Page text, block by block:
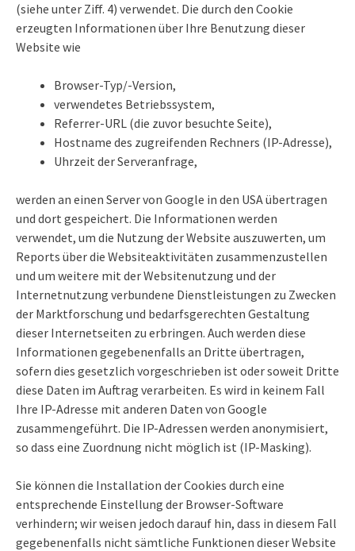
(siehe unter Ziff. 4) verwendet. Die durch den Cookie
erzeugten Informationen über Ihre Benutzung dieser
Website wie
Browser-Typ/-Version,
verwendetes Betriebssystem,
Referrer-URL (die zuvor besuchte Seite),
Hostname des zugreifenden Rechners (IP-Adresse),
Uhrzeit der Serveranfrage,
werden an einen Server von Google in den USA übertragen
und dort gespeichert. Die Informationen werden
verwendet, um die Nutzung der Website auszuwerten, um
Reports über die Websiteaktivitäten zusammenzustellen
und um weitere mit der Websitenutzung und der
Internetnutzung verbundene Dienstleistungen zu Zwecken
der Marktforschung und bedarfsgerechten Gestaltung
dieser Internetseiten zu erbringen. Auch werden diese
Informationen gegebenenfalls an Dritte übertragen,
sofern dies gesetzlich vorgeschrieben ist oder soweit Dritte
diese Daten im Auftrag verarbeiten. Es wird in keinem Fall
Ihre IP-Adresse mit anderen Daten von Google
zusammengeführt. Die IP-Adressen werden anonymisiert,
so dass eine Zuordnung nicht möglich ist (IP-Masking).
Sie können die Installation der Cookies durch eine
entsprechende Einstellung der Browser-Software
verhindern; wir weisen jedoch darauf hin, dass in diesem Fall
gegebenenfalls nicht sämtliche Funktionen dieser Website